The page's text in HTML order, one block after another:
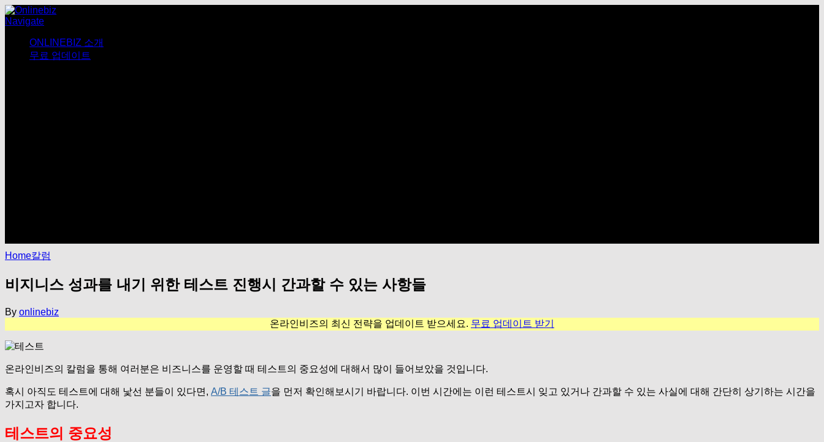
Navigate
ONLINEBIZ 소개
무료 업데이트
Home칼럼
비지니스 성과를 내기 위한 테스트 진행시 간과할 수 있는 사항들
By onlinebiz
온라인비즈의 최신 전략을 업데이트 받으세요. 무료 업데이트 받기
온라인비즈의 칼럼을 통해 여러분은 비즈니스를 운영할 때 테스트의 중요성에 대해서 많이 들어보았을 것입니다.
혹시 아직도 테스트에 대해 낯선 분들이 있다면, A/B 테스트 글을 먼저 확인해보시기 바랍니다. 이번 시간에는 이런 테스트시 잊고 있거나 간과할 수 있는 사실에 대해 간단히 상기하는 시간을
가지고자 합니다.
테스트의 중요성